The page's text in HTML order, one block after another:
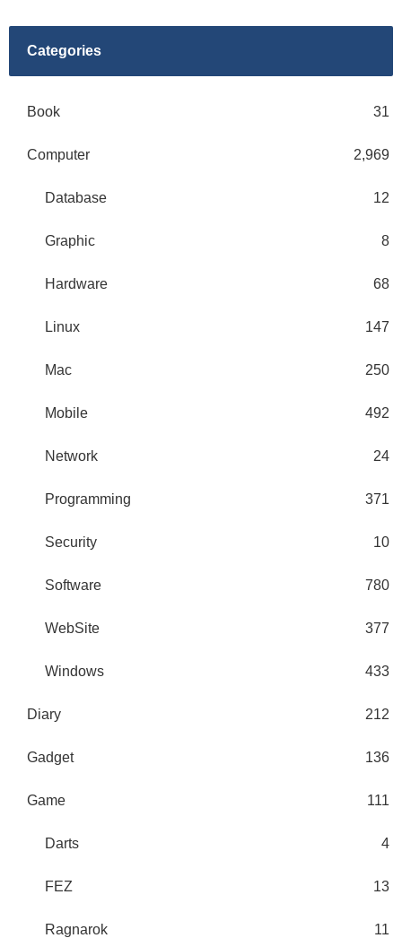
Categories
Book 31
Computer 2,969
Database 12
Graphic 8
Hardware 68
Linux 147
Mac 250
Mobile 492
Network 24
Programming 371
Security 10
Software 780
WebSite 377
Windows 433
Diary 212
Gadget 136
Game 111
Darts 4
FEZ 13
Ragnarok 11